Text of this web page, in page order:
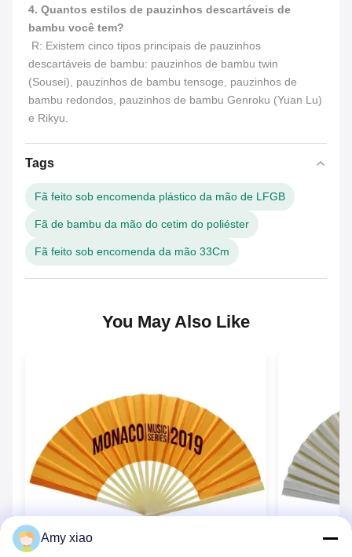
4. Quantos estilos de pauzinhos descartáveis de
bambu você tem?
descartáveis de bambu: pauzinhos de bambu twin
(Sousei), pauzinhos de bambu tensoge, pauzinhos de
bambu redondos, pauzinhos de bambu Genroku (Yuan Lu)
e Rikyu.
Tags
Fã feito sob encomenda plástico da mão de LFGB
Fã de bambu da mão do cetim do poliéster
Fã feito sob encomenda da mão 33Cm
You May Also Like
Amy xiao